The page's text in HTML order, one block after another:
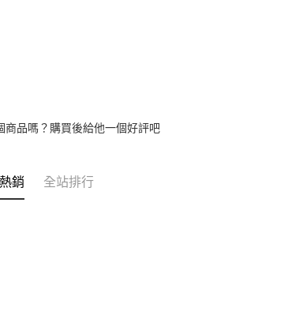
商品嗎？購買後給他一個好評吧
銷 全站排行